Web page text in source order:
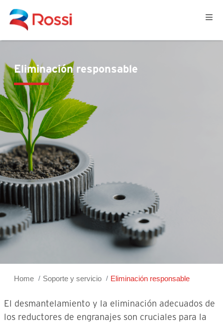
Eliminación responsable
Home Soporte y servicio Eliminación responsable
El desmantelamiento y la eliminación adecuados de
los reductores de engranajes son cruciales para la